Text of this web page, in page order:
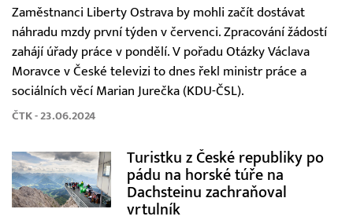
Zaměstnanci Liberty Ostrava by mohli začít dostávat
náhradu mzdy první týden v červenci. Zpracování žádostí
zahájí úřady práce v pondělí. V pořadu Otázky Václava
Moravce v České televizi to dnes řekl ministr práce a
sociálních věcí Marian Jurečka (KDU-ČSL).
ČTK - 23.06.2024
Turistku z České republiky po
pádu na horské túře na
Dachsteinu zachraňoval
vrtulník